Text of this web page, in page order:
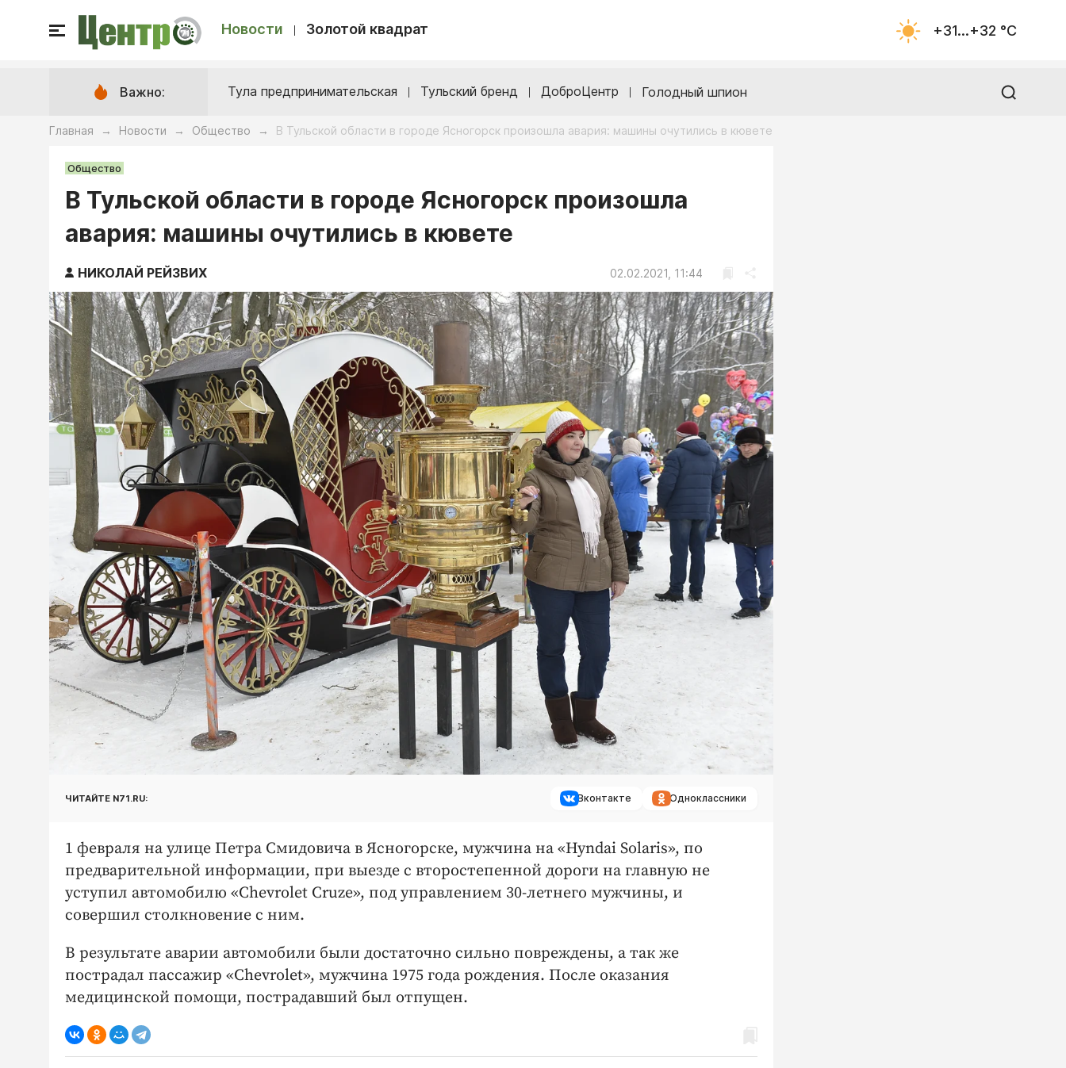
Новости Золотой квадрат +31...+32 °С
Важно: Тула предпринимательская Тульский бренд ДоброЦентр Голодный шпион
Главная → Новости → Общество → В Тульской области в городе Ясногорск произошла авария: машины очутились в кювете
Общество
В Тульской области в городе Ясногорск произошла
авария: машины очутились в кювете
НИКОЛАЙ РЕЙЗВИХ 02.02.2021, 11:44
ЧИТАЙТЕ N71.RU: Вконтакте Одноклассники
1 февраля на улице Петра Смидовича в Ясногорске, мужчина на «Hyndai Solaris», по
предварительной информации, при выезде с второстепенной дороги на главную не
уступил автомобилю «Chevrolet Cruze», под управлением 30-летнего мужчины, и
совершил столкновение с ним.
В результате аварии автомобили были достаточно сильно повреждены, а так же
пострадал пассажир «Chevrolet», мужчина 1975 года рождения. После оказания
медицинской помощи, пострадавший был отпущен.